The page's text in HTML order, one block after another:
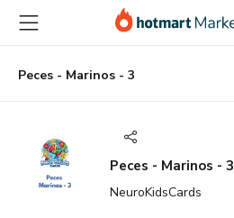
principal
página
de
página
Peces - Marinos - 3
Peces - Marinos - 3
NeuroKidsCards